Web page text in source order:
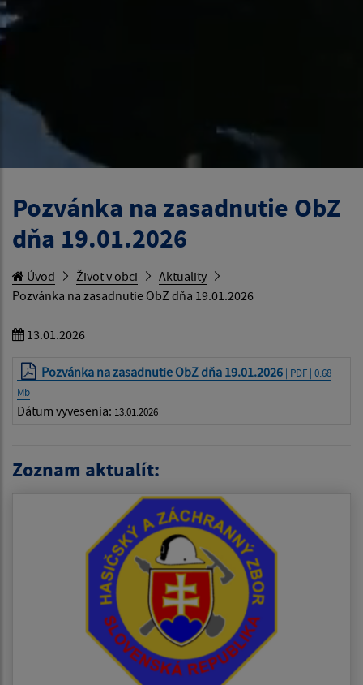
Pozvánka na zasadnutie ObZ
dňa 19.01.2026
Úvod Život v obci
Aktuality
Pozvánka na zasadnutie ObZ dňa 19.01.2026
13.01.2026
Pozvánka na zasadnutie ObZ dňa 19.01.2026 | PDF | 0.68
Mb
Dátum vyvesenia: 13.01.2026
Zoznam aktualít: